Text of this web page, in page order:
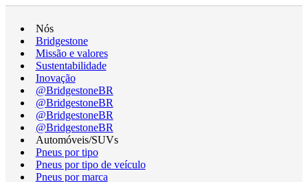
Nós
Bridgestone
Missão e valores
Sustentabilidade
Inovação
@BridgestoneBR
@BridgestoneBR
@BridgestoneBR
@BridgestoneBR
Automóveis/SUVs
Pneus por tipo
Pneus por tipo de veículo
Pneus por marca